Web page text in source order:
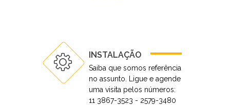
INSTALAÇÃO
Saiba que somos referência
no assunto. Ligue e agende
uma visita pelos números:
11 3867-3523 - 2579-3480